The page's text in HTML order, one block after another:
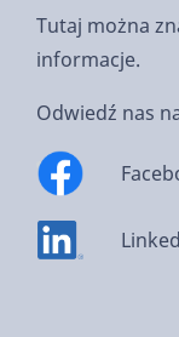
Tutaj można
informacje.
Odwiedź nas